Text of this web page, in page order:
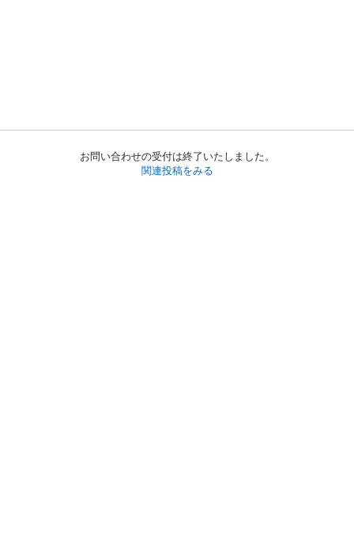
お問い合わせの受付は終了いたしました。
関連投稿をみる